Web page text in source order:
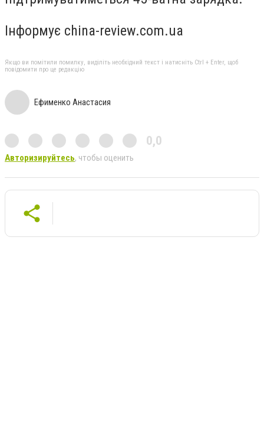
Інформує china-review.com.ua
Якщо ви помітили помилку, виділіть необхідний текст і натисніть Ctrl + Enter, щоб
повідомити про це редакцію
Ефименко Анастасия
0,0
Авторизируйтесь, чтобы оценить